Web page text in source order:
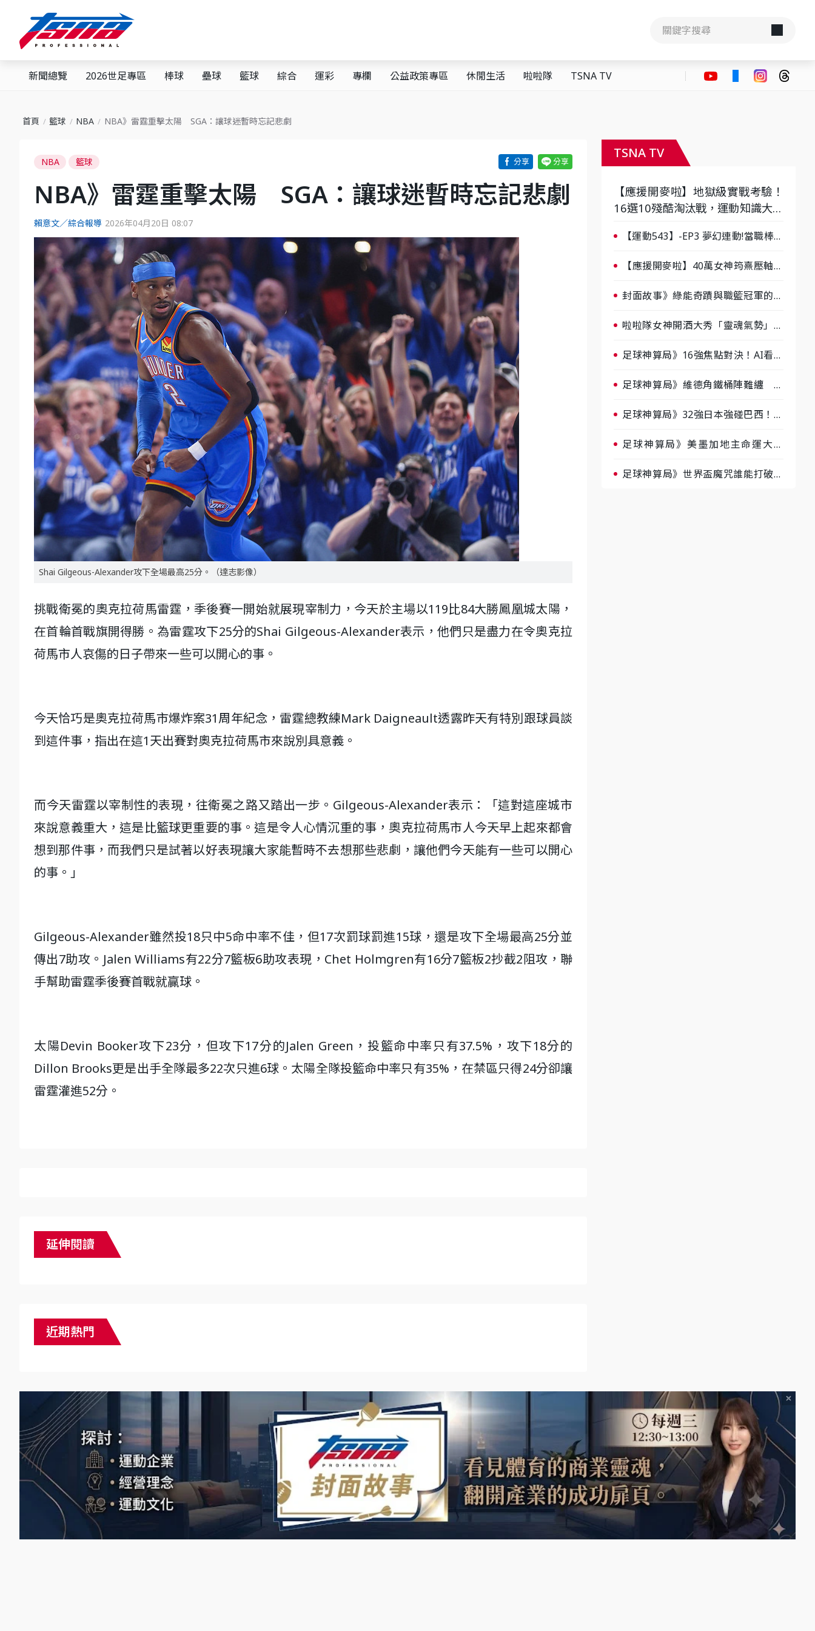
新聞總覽 2026世足專區 棒球 壘球 籃球 綜合 運彩 專欄 公益政策專區 休閒生活 啦啦隊 TSNA TV
首頁 籃球 NBA NBA》雷霆重擊太陽 SGA：讓球迷暫時忘記悲劇
NBA 籃球
NBA》雷霆重擊太陽 SGA：讓球迷暫時忘記悲劇
賴意文／綜合報導 2026年04月20日 08:07
Shai Gilgeous-Alexander攻下全場最高25分。（達志影像）
挑戰衛冕的奧克拉荷馬雷霆，季後賽一開始就展現宰制力，今天於主場以119比84大勝鳳凰城太陽，
在首輪首戰旗開得勝。為雷霆攻下25分的Shai Gilgeous-Alexander表示，他們只是盡力在令奧克拉
荷馬市人哀傷的日子帶來一些可以開心的事。
今天恰巧是奧克拉荷馬市爆炸案31周年紀念，雷霆總教練Mark Daigneault透露昨天有特別跟球員談
到這件事，指出在這1天出賽對奧克拉荷馬市來說別具意義。
而今天雷霆以宰制性的表現，往衛冕之路又踏出一步。Gilgeous-Alexander表示：「這對這座城市
來說意義重大，這是比籃球更重要的事。這是令人心情沉重的事，奧克拉荷馬市人今天早上起來都會
想到那件事，而我們只是試著以好表現讓大家能暫時不去想那些悲劇，讓他們今天能有一些可以開心
的事。」
Gilgeous-Alexander雖然投18只中5命中率不佳，但17次罰球罰進15球，還是攻下全場最高25分並
傳出7助攻。Jalen Williams有22分7籃板6助攻表現，Chet Holmgren有16分7籃板2抄截2阻攻，聯
手幫助雷霆季後賽首戰就贏球。
太陽Devin Booker攻下23分，但攻下17分的Jalen Green，投籃命中率只有37.5%，攻下18分的
Dillon Brooks更是出手全隊最多22次只進6球。太陽全隊投籃命中率只有35%，在禁區只得24分卻讓
雷霆灌進52分。
延伸閱讀
近期熱門
TSNA TV
【應援開麥啦】地獄級實戰考驗！
16選10殘酷淘汰戰，運動知識大會
【運動543】-EP3 夢幻連動!當職棒傳
【應援開麥啦】40萬女神筠熹壓軸！
比一個會-ep2
封面故事》綠能奇蹟與職籃冠軍的背
事》大談「心酸創業學」
啦啦隊女神開酒大秀「靈魂氣勢」！
大過招
足球神算局》16強焦點對決！AI看好
足球神算局》維德角鐵桶陣難纏 阿
足球神算局》32強日本強碰巴西！AI
爆冷
足球神算局》美墨加地主命運大解
足球神算局》世界盃魔咒誰能打破？